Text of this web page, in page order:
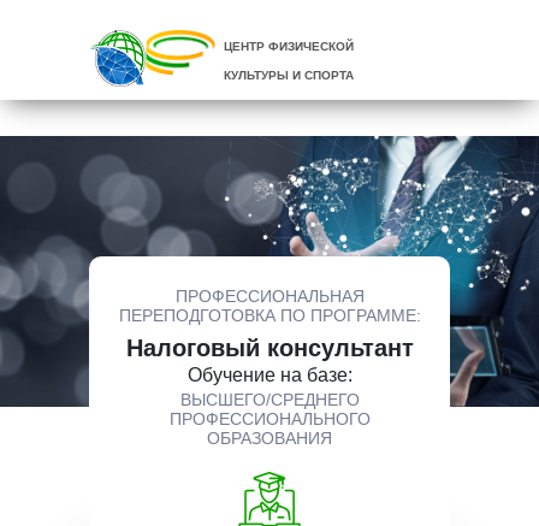
ЦЕНТР ФИЗИЧЕСКОЙ
КУЛЬТУРЫ И СПОРТА
ПРОФЕССИОНАЛЬНАЯ
ПЕРЕПОДГОТОВКА ПО ПРОГРАММЕ:
Налоговый консультант
Обучение на базе:
ВЫСШЕГО/СРЕДНЕГО
ПРОФЕССИОНАЛЬНОГО
ОБРАЗОВАНИЯ